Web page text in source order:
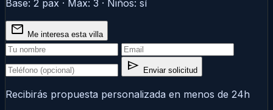
Base: 2 pax · Máx: 3 · Niños: sí
mail Me interesa esta villa
send Enviar solicitud
Recibirás propuesta personalizada en menos de 24h